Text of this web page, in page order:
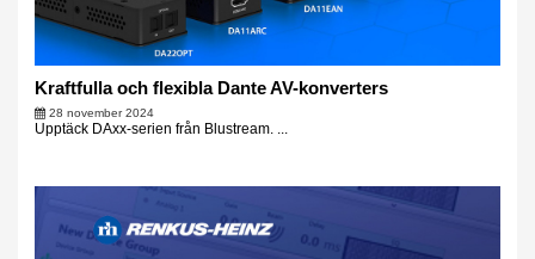
Kraftfulla och flexibla Dante AV-konverters
28 november 2024
Upptäck DAxx-serien från Blustream. ...